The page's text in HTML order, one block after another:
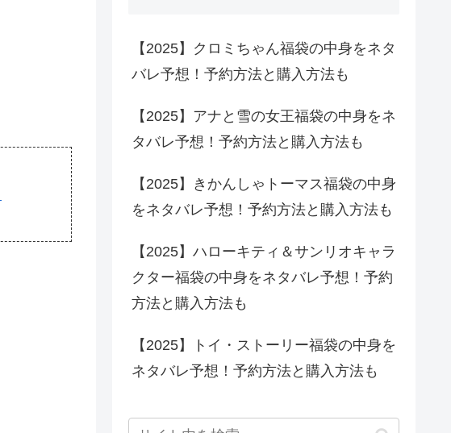
【2025】クロミちゃん福袋の中身をネタ
バレ予想！予約方法と購入方法も
【2025】アナと雪の女王福袋の中身をネ
タバレ予想！予約方法と購入方法も
【2025】きかんしゃトーマス福袋の中身
をネタバレ予想！予約方法と購入方法も
【2025】ハローキティ＆サンリオキャラ
クター福袋の中身をネタバレ予想！予約
方法と購入方法も
【2025】トイ・ストーリー福袋の中身を
ネタバレ予想！予約方法と購入方法も